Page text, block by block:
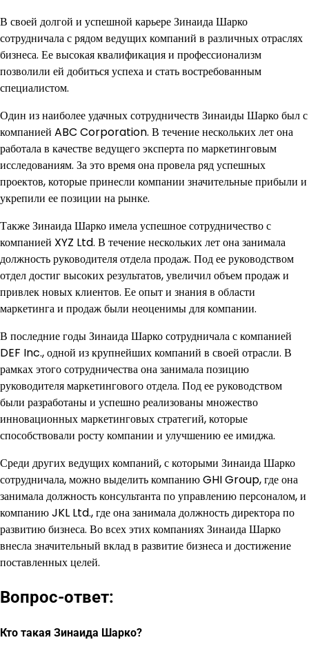
В своей долгой и успешной карьере Зинаида Шарко
сотрудничала с рядом ведущих компаний в различных отраслях
бизнеса. Ее высокая квалификация и профессионализм
позволили ей добиться успеха и стать востребованным
специалистом.
Один из наиболее удачных сотрудничеств Зинаиды Шарко был с
компанией ABC Corporation. В течение нескольких лет она
работала в качестве ведущего эксперта по маркетинговым
исследованиям. За это время она провела ряд успешных
проектов, которые принесли компании значительные прибыли и
укрепили ее позиции на рынке.
Также Зинаида Шарко имела успешное сотрудничество с
компанией XYZ Ltd. В течение нескольких лет она занимала
должность руководителя отдела продаж. Под ее руководством
отдел достиг высоких результатов, увеличил объем продаж и
привлек новых клиентов. Ее опыт и знания в области
маркетинга и продаж были неоценимы для компании.
В последние годы Зинаида Шарко сотрудничала с компанией
DEF Inc., одной из крупнейших компаний в своей отрасли. В
рамках этого сотрудничества она занимала позицию
руководителя маркетингового отдела. Под ее руководством
были разработаны и успешно реализованы множество
инновационных маркетинговых стратегий, которые
способствовали росту компании и улучшению ее имиджа.
Среди других ведущих компаний, с которыми Зинаида Шарко
сотрудничала, можно выделить компанию GHI Group, где она
занимала должность консультанта по управлению персоналом, и
компанию JKL Ltd., где она занимала должность директора по
развитию бизнеса. Во всех этих компаниях Зинаида Шарко
внесла значительный вклад в развитие бизнеса и достижение
поставленных целей.
Вопрос-ответ:
Кто такая Зинаида Шарко?